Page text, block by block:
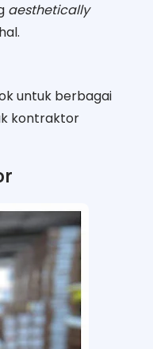
aesthetically
untuk berbagai
kontraktor